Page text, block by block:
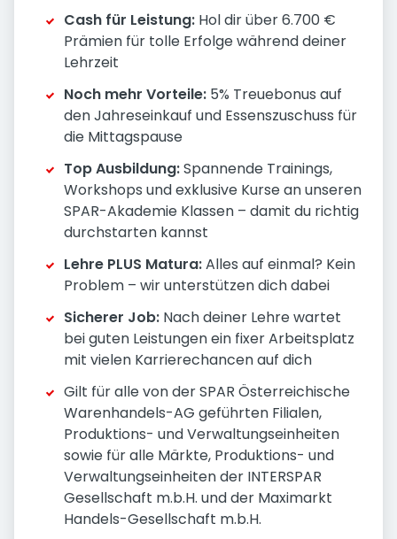
Cash für Leistung: Hol dir über 6.700 €
Prämien für tolle Erfolge während deiner
Lehrzeit
Noch mehr Vorteile: 5% Treuebonus auf
den Jahreseinkauf und Essenszuschuss für
die Mittagspause
Top Ausbildung:Spannende Trainings,
Workshops und exklusive Kurse an unseren
SPAR-Akademie Klassen – damit du richtig
durchstarten kannst
Lehre PLUS Matura:Alles auf einmal? Kein
Problem – wir unterstützen dich dabei
Sicherer Job: Nach deiner Lehre wartet
bei guten Leistungen ein fixer Arbeitsplatz
mit vielen Karrierechancen auf dich
Gilt für alle von der SPAR Österreichische
Warenhandels-AG geführten Filialen,
Produktions- und Verwaltungseinheiten
sowie für alle Märkte, Produktions- und
Verwaltungseinheiten der INTERSPAR
Gesellschaft m.b.H. und der Maximarkt
Handels-Gesellschaft m.b.H.